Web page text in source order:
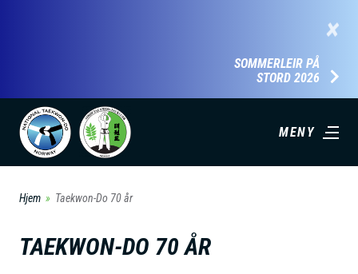
SOMMERLEIR PÅ
STORD 2026
×
MENY
Hjem Taekwon-Do 70 år
TAEKWON-DO 70 ÅR